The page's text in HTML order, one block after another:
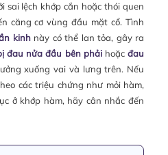
sai lệch khớp cắn hoặc thói quen
căng cơ vùng đầu mặt cổ. Tình
kinhnày có thể lan tỏa, gây ra
đau nửa đầu bên phảihoặcđau
xuống vai và lưng trên. Nếu
các triệu chứng như mỏi hàm,
ở khớp hàm, hãy cân nhắc đến